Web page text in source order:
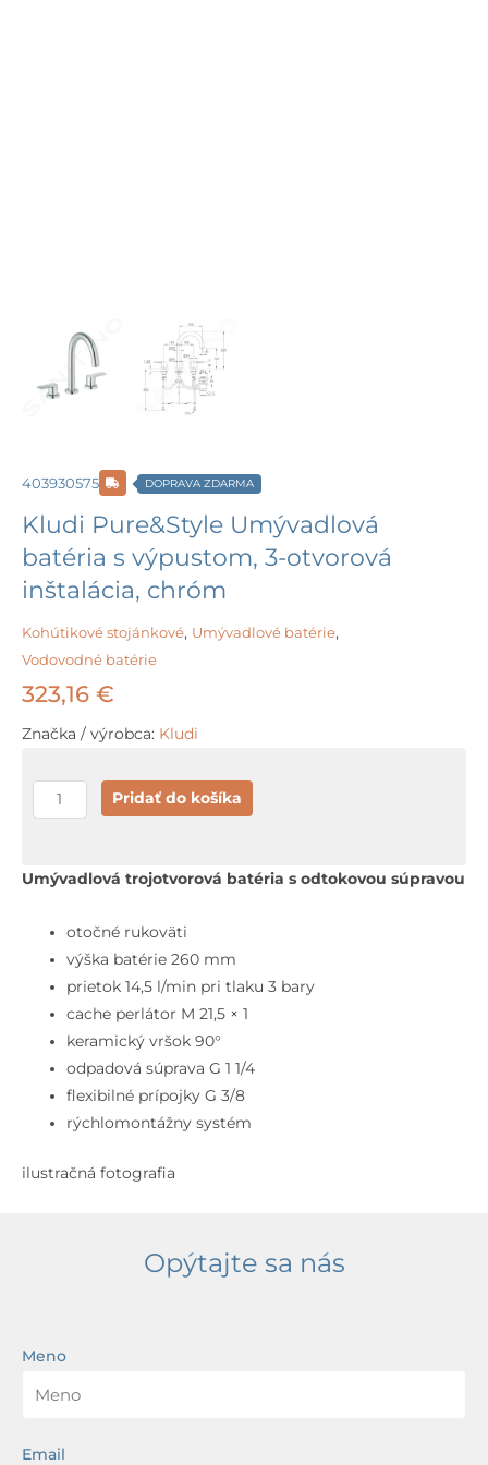
403930575 DOPRAVA ZDARMA
Kludi Pure&Style Umývadlová
batéria s výpustom, 3-otvorová
inštalácia, chróm
Kohútikové stojánkové, Umývadlové batérie,
Vodovodné batérie
323,16 €
Značka / výrobca: Kludi
množstvo
Kludi
Umývadlová
výpustom,
otvorová
inštalácia,
chróm
Pridať do košíka
Umývadlová trojotvorová batéria s odtokovou súpravou
otočné rukoväti
výška batérie 260 mm
prietok 14,5 l/min pri tlaku 3 bary
cache perlátor M 21,5 × 1
keramický vršok 90°
odpadová súprava G 1 1/4
flexibilné prípojky G 3/8
rýchlomontážny systém
ilustračná fotografia
Opýtajte sa nás
Meno
Email